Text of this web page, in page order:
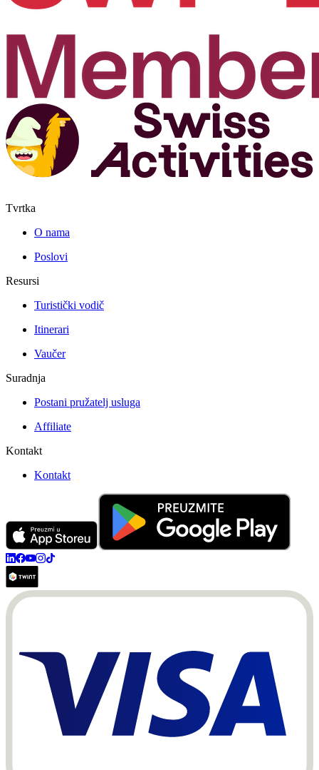
Tvrtka
O nama
Poslovi
Resursi
Turistički vodič
Itinerari
Vaučer
Suradnja
Postani pružatelj usluga
Affiliate
Kontakt
Kontakt